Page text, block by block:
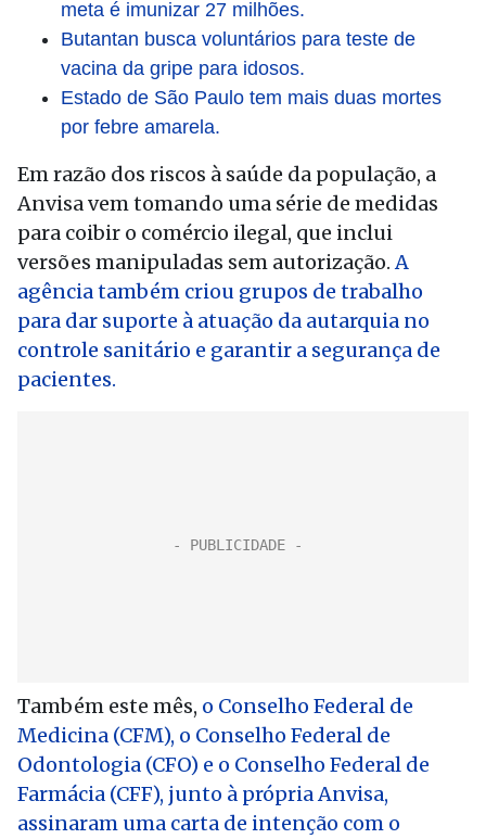
meta é imunizar 27 milhões.
Butantan busca voluntários para teste de
vacina da gripe para idosos.
Estado de São Paulo tem mais duas mortes
por febre amarela.
Em razão dos riscos à saúde da população, a
Anvisa vem tomando uma série de medidas
para coibir o comércio ilegal, que inclui
versões manipuladas sem autorização.A
agência também criou grupos de trabalho
para dar suporte à atuação da autarquia no
controle sanitário e garantir a segurança de
pacientes.
Também este mês, o Conselho Federal de
Medicina (CFM), o Conselho Federal de
Odontologia (CFO) e o Conselho Federal de
Farmácia (CFF), junto à própria Anvisa,
assinaram uma carta de intenção com o